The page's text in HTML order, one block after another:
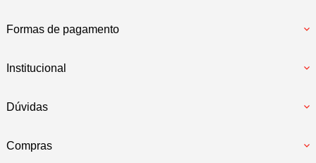
Formas de pagamento
Institucional
Dúvidas
Compras